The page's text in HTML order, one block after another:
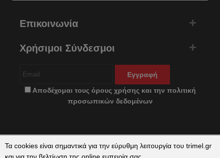
Επικοινωνία
Χρήσιμοι Σύνδεσμοι
Εγγραφή
Αποδέχομαι τους όρους χρήσης και την πολιτική
προσωπικών δεδομένων
Τα cookies είναι σημαντικά για την εύρυθμη λειτουργία του trimel.gr